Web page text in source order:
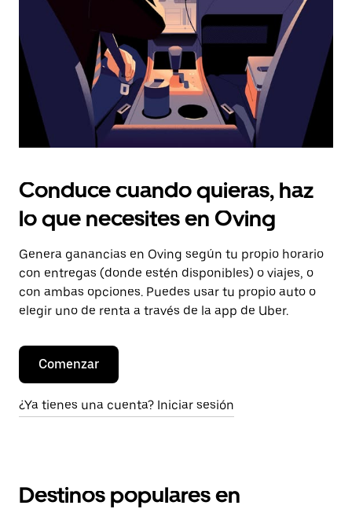
calendario.
Conduce cuando quieras, haz
lo que necesites en Oving
Genera ganancias en Oving según tu propio horario
con entregas (donde estén disponibles) o viajes, o
con ambas opciones. Puedes usar tu propio auto o
elegir uno de renta a través de la app de Uber.
Comenzar
¿Ya tienes una cuenta? Iniciar sesión
Destinos populares en